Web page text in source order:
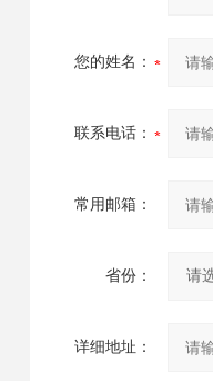
您的姓名：
联系电话：
常用邮箱：
省份：
详细地址：